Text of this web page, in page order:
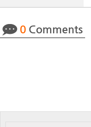
0 Comments